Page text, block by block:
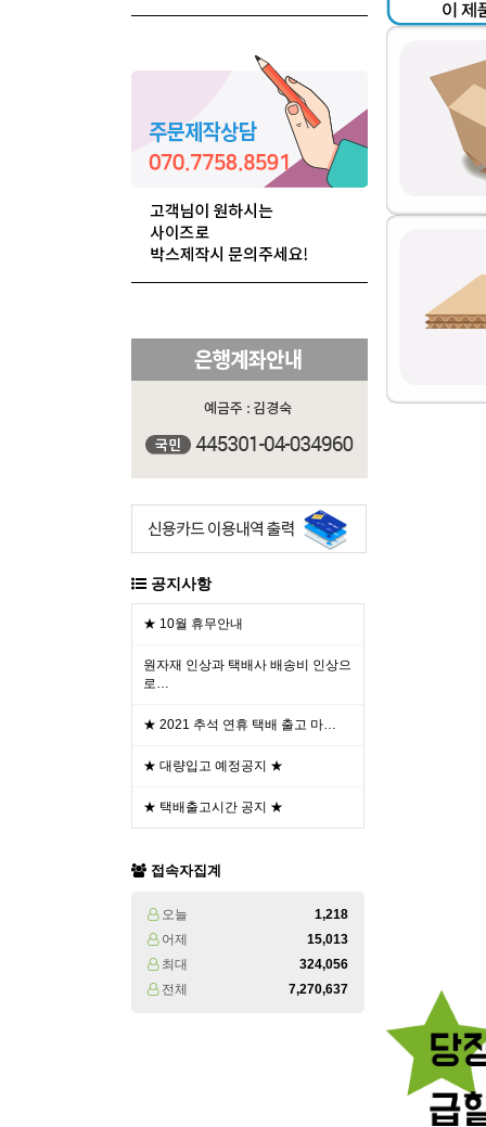
공지사항
★ 10월 휴무안내
원자재 인상과 택배사 배송비 인상으
로…
★ 2021 추석 연휴 택배 출고 마…
★ 대량입고 예정공지 ★
★ 택배출고시간 공지 ★
접속자집계
오늘
1,218
어제
15,013
최대
324,056
전체
7,270,637